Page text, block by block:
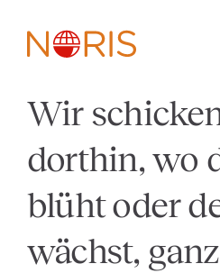
Wir
dorthin, wo
blüht oder
wächst,